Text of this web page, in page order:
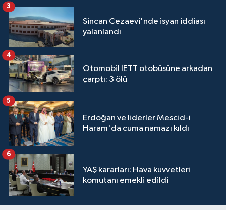
Sincan Cezaevi'nde isyan iddiası
yalanlandı
3
Otomobil İETT otobüsüne arkadan
çarptı: 3 ölü
4
Erdoğan ve liderler Mescid-i
Haram'da cuma namazı kıldı
5
YAŞ kararları: Hava kuvvetleri
komutanı emekli edildi
6